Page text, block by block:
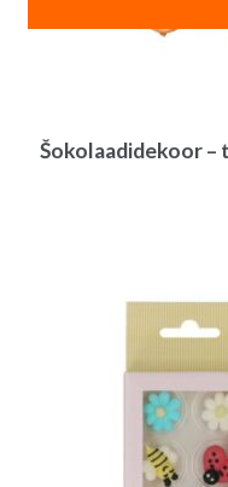
Šokolaadidekoor –